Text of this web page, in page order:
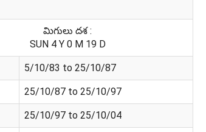
మిగులు దశ :
SUN 4 Y 0 M 19 D
5/10/83 to 25/10/87
25/10/87 to 25/10/97
25/10/97 to 25/10/04